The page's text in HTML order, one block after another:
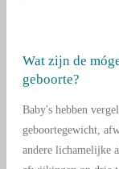
Wat zijn de
geboorte?
Baby's hebben
geboortegewicht,
andere lichamelijke